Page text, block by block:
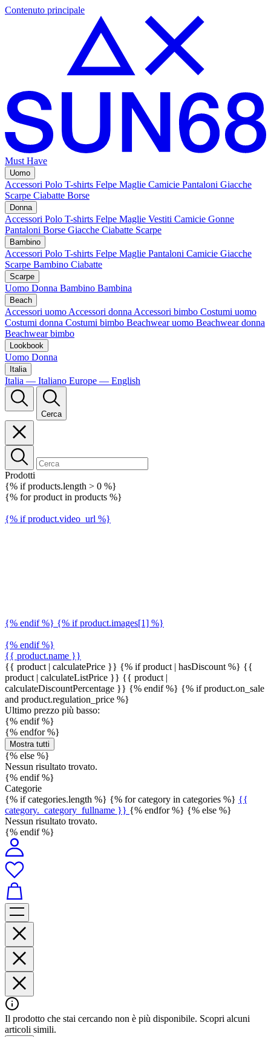
Contenuto principale
Must Have
Uomo
Accessori Polo T-shirts Felpe Maglie Camicie Pantaloni Giacche
Scarpe Ciabatte Borse
Donna
Accessori Polo T-shirts Felpe Maglie Vestiti Camicie Gonne
Pantaloni Borse Giacche Ciabatte Scarpe
Bambino
Accessori Polo T-shirts Felpe Maglie Pantaloni Camicie Giacche
Scarpe Bambino Ciabatte
Scarpe
Uomo Donna Bambino Bambina
Beach
Accessori uomo Accessori donna Accessori bimbo Costumi uomo
Costumi donna Costumi bimbo Beachwear uomo Beachwear donna
Beachwear bimbo
Lookbook
Uomo Donna
Italia
Italia — Italiano Europe — English
Cerca
Prodotti
{% if products.length > 0 %}
{% for product in products %}
{% if product.video_url %}
{% endif %} {% if product.images[1] %}
{% endif %}
{{ product.name }}
{{ product | calculatePrice }} {% if product | hasDiscount %} {{
product | calculateListPrice }} {{ product |
calculateDiscountPercentage }} {% endif %} {% if product.on_sale
and product.regulation_price %}
Ultimo prezzo più basso:
{% endif %}
{% endfor %}
Mostra tutti
{% else %}
Nessun risultato trovato.
{% endif %}
Categorie
{% if categories.length %} {% for category in categories %} {{
category._category_fullname }} {% endfor %} {% else %}
Nessun risultato trovato.
{% endif %}
Il prodotto che stai cercando non è più disponibile. Scopri alcuni
articoli simili.